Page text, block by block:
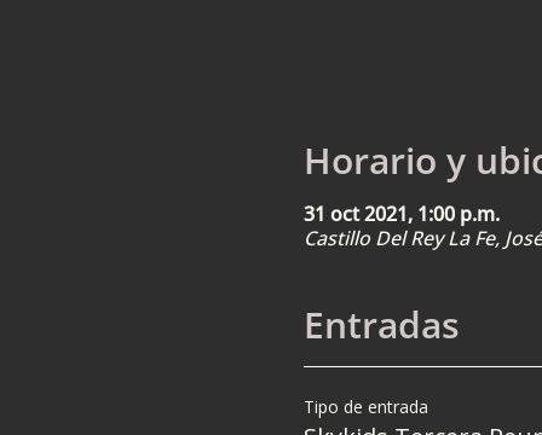
Horario y
31 oct 2021, 1:00 p.m.
Castillo Del Rey La Fe,
Entradas
Tipo de entrada